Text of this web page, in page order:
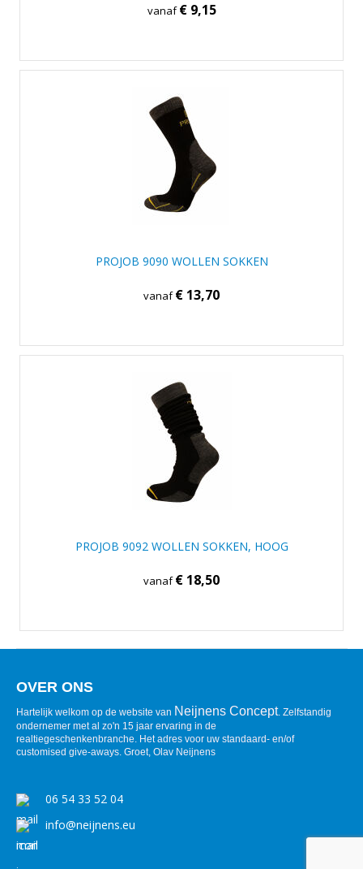
vanaf€ 9,15
PROJOB 9090 WOLLEN SOKKEN
vanaf€ 13,70
PROJOB 9092 WOLLEN SOKKEN, HOOG
vanaf€ 18,50
OVER ONS
Hartelijk welkom op de website van Neijnens Concept. Zelfstandig
ondernemer met al zo'n 15 jaar ervaring in de
realtiegeschenkenbranche. Het adres voor uw standaard- en/of
customised give-aways. Groet, Olav Neijnens
06 54 33 52 04
info@neijnens.eu